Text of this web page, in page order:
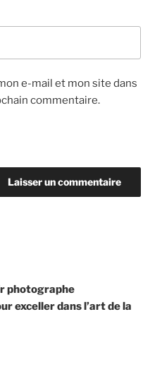
e-mail et mon site dans
commentaire.
photographe
exceller dans l’art de la